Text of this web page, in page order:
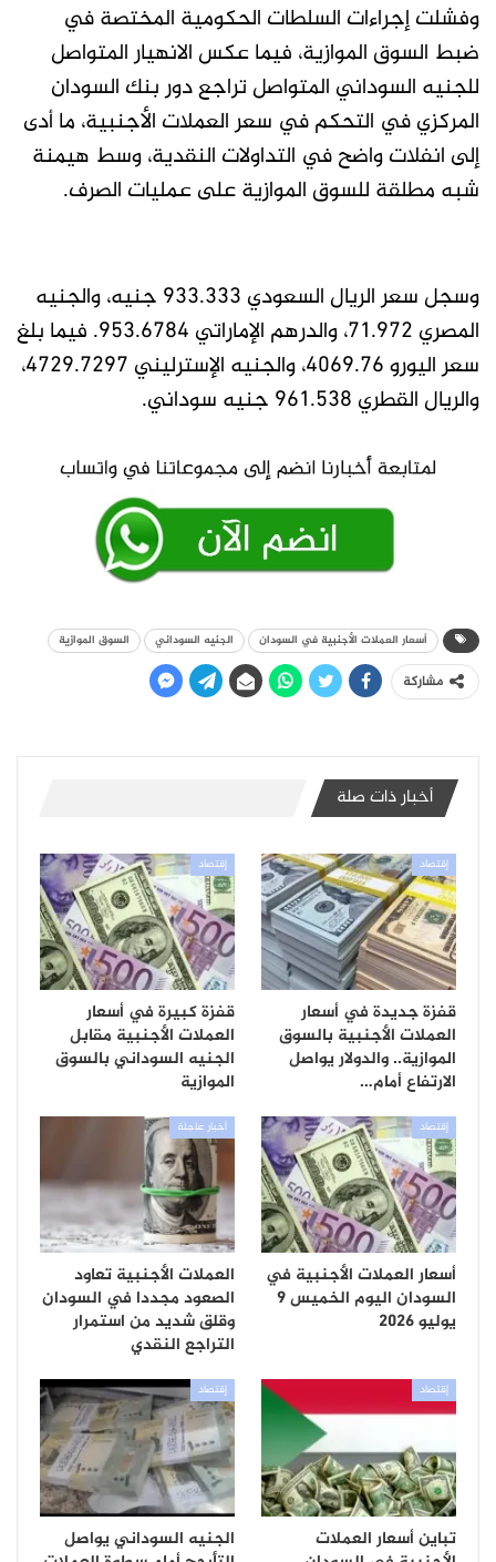
وفشلت إجراءات السلطات الحكومية المختصة في
ضبط السوق الموازية، فيما عكس الانهيار المتواصل
للجنيه السوداني المتواصل تراجع دور بنك السودان
المركزي في التحكم في سعر العملات الأجنبية، ما أدى
إلى انفلات واضح في التداولات النقدية، وسط هيمنة
شبه مطلقة للسوق الموازية على عمليات الصرف.
وسجل سعر الريال السعودي 933.333 جنيه، والجنيه
المصري 71.972، والدرهم الإماراتي 953.6784. فيما بلغ
سعر اليورو 4069.76، والجنيه الإسترليني 4729.7297،
والريال القطري 961.538 جنيه سوداني.
أسعار العملات الأجنبية في السودان الجنيه السوداني السوق الموازية
مشاركة
أخبار ذات صلة
إقتصاد
قفزة جديدة في أسعار
العملات الأجنبية بالسوق
الموازية.. والدولار يواصل
الارتفاع أمام…
إقتصاد
قفزة كبيرة في أسعار
العملات الأجنبية مقابل
الجنيه السوداني بالسوق
الموازية
إقتصاد
أسعار العملات الأجنبية في
السودان اليوم الخميس 9
يوليو 2026
أخبار عاجلة
العملات الأجنبية تعاود
الصعود مجددا في السودان
وقلق شديد من استمرار
التراجع النقدي
إقتصاد
تباين أسعار العملات
إقتصاد
الجنيه السوداني يواصل